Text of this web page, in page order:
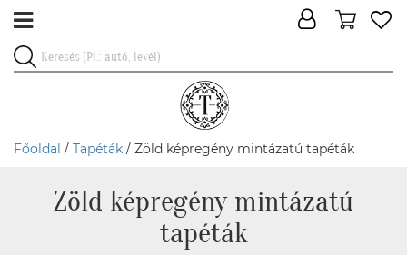
Főoldal / Tapéták / Zöld képregény mintázatú tapéták
Zöld képregény mintázatú
tapéták